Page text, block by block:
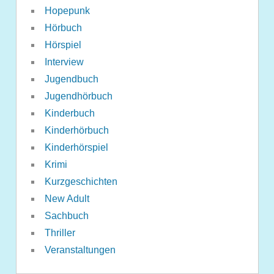
Hopepunk
Hörbuch
Hörspiel
Interview
Jugendbuch
Jugendhörbuch
Kinderbuch
Kinderhörbuch
Kinderhörspiel
Krimi
Kurzgeschichten
New Adult
Sachbuch
Thriller
Veranstaltungen